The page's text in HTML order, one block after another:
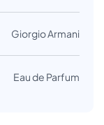
Giorgio Armani
Eau de Parfum